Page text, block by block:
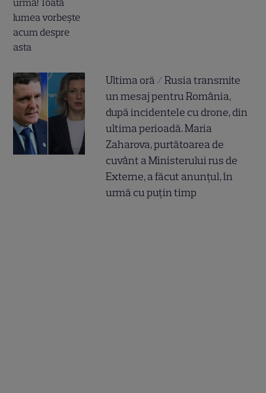
Ultima oră / Rusia transmite
un mesaj pentru România,
după incidentele cu drone, din
ultima perioadă. Maria
Zaharova, purtătoarea de
cuvânt a Ministerului rus de
Externe, a făcut anunțul, în
urmă cu puțin timp